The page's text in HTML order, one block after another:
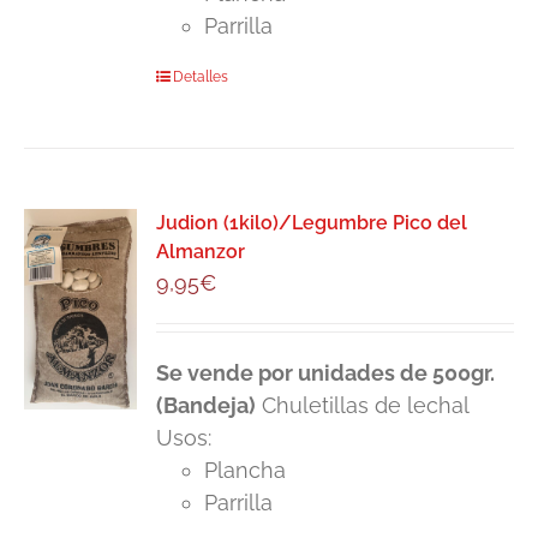
Parrilla
Detalles
Judion (1kilo)/Legumbre Pico del
Almanzor
9,95€
Se vende por unidades de 500gr.
(Bandeja) Chuletillas de lechal
Usos:
Plancha
Parrilla